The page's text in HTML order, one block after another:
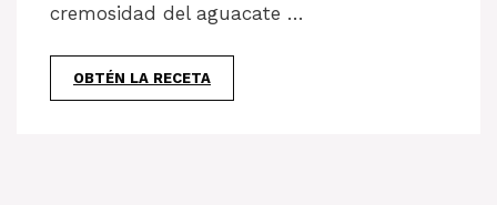
cremosidad del aguacate …
OBTÉN LA RECETA